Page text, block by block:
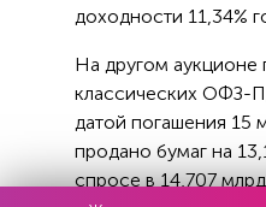
доходности 11,34%
На другом
классических ОФЗ-
датой погашения 15
продано бумаг на
спросе в 14,707